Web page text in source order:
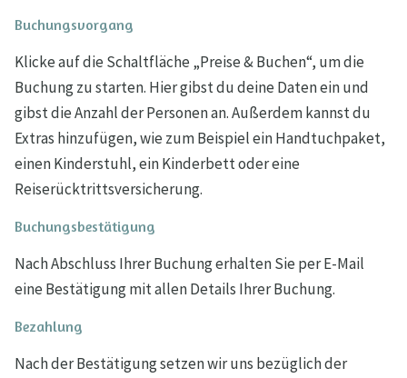
Buchungsvorgang
Klicke auf die Schaltfläche „Preise & Buchen“, um die
Buchung zu starten. Hier gibst du deine Daten ein und
gibst die Anzahl der Personen an. Außerdem kannst du
Extras hinzufügen, wie zum Beispiel ein Handtuchpaket,
einen Kinderstuhl, ein Kinderbett oder eine
Reiserücktrittsversicherung.
Buchungsbestätigung
Nach Abschluss Ihrer Buchung erhalten Sie per E-Mail
eine Bestätigung mit allen Details Ihrer Buchung.
Bezahlung
Nach der Bestätigung setzen wir uns bezüglich der